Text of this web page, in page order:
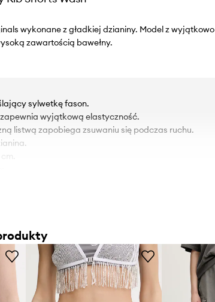
wykonane z gładkiej dzianiny. Model z wyjątkowo
zawartością bawełny.
sylwetkę fason.
wyjątkową elastyczność.
listwą zapobiega zsuwaniu się podczas ruchu.